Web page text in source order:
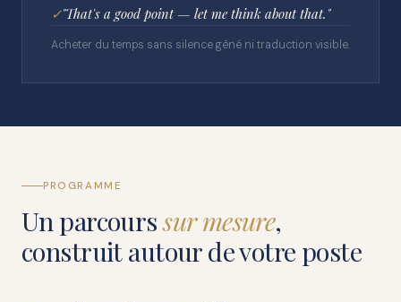
✓"That's a good point — let me think about that."
Acheter du temps sans silence gêné ni traduction visible.
PROGRAMME
Un parcourssur mesure,
construit autour de votre poste